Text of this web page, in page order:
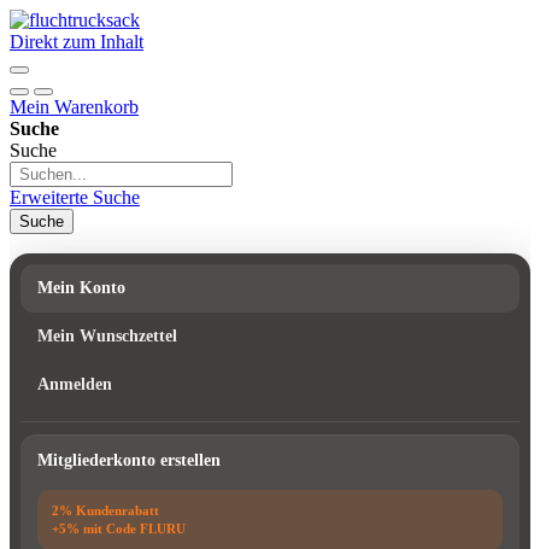
Direkt zum Inhalt
Mein Warenkorb
Suche
Suche
Erweiterte Suche
Suche
Mein Konto
Mein Wunschzettel
Anmelden
Mitgliederkonto erstellen